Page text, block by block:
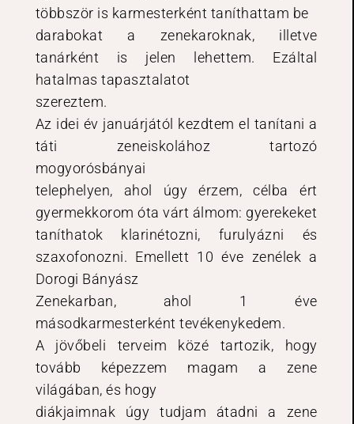
többször is karmesterként taníthattam be
darabokat a zenekaroknak, illetve
tanárként is jelen lehettem. Ezáltal
hatalmas tapasztalatot
szereztem.
Az idei év januárjától kezdtem el tanítani a
táti zeneiskolához tartozó
mogyorósbányai
telephelyen, ahol úgy érzem, célba ért
gyermekkorom óta várt álmom: gyerekeket
taníthatok klarinétozni, furulyázni és
szaxofonozni. Emellett 10 éve zenélek a
Dorogi Bányász
Zenekarban, ahol 1 éve
másodkarmesterként tevékenykedem.
A jövőbeli terveim közé tartozik, hogy
tovább képezzem magam a zene
világában, és hogy
diákjaimnak úgy tudjam átadni a zene